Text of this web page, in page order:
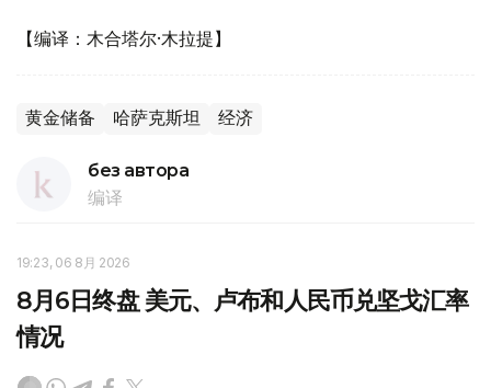
【编译：木合塔尔·木拉提】
黄金储备 哈萨克斯坦 经济
без автора
编译
19:23, 06 8月 2026
8月6日终盘 美元、卢布和人民币兑坚戈汇率
情况